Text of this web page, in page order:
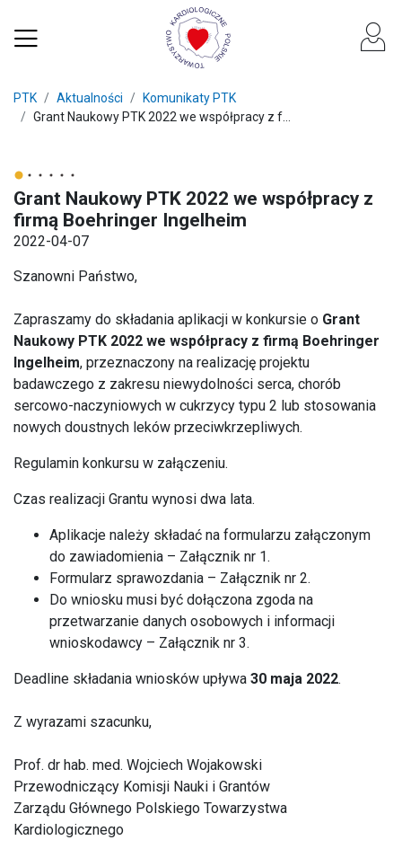
PTK Aktualności
Komunikaty PTK
Grant Naukowy PTK 2022 we współpracy z f...
Grant Naukowy PTK 2022 we współpracy z
firmą Boehringer Ingelheim
2022-04-07
Szanowni Państwo,
Zapraszamy do składania aplikacji w konkursie o Grant
Naukowy PTK 2022 we współpracy z firmą Boehringer
Ingelheim, przeznaczony na realizację projektu
badawczego z zakresu niewydolności serca, chorób
sercowo-naczyniowych w cukrzycy typu 2 lub stosowania
nowych doustnych leków przeciwkrzepliwych.
Regulamin konkursu w załączeniu.
Czas realizacji Grantu wynosi dwa lata.
Aplikacje należy składać na formularzu załączonym
do zawiadomienia – Załącznik nr 1.
Formularz sprawozdania – Załącznik nr 2.
Do wniosku musi być dołączona zgoda na
przetwarzanie danych osobowych i informacji
wnioskodawcy – Załącznik nr 3.
Deadline składania wniosków upływa 30 maja 2022.
Z wyrazami szacunku,
Prof. dr hab. med. Wojciech Wojakowski
Przewodniczący Komisji Nauki i Grantów
Zarządu Głównego Polskiego Towarzystwa
Kardiologicznego